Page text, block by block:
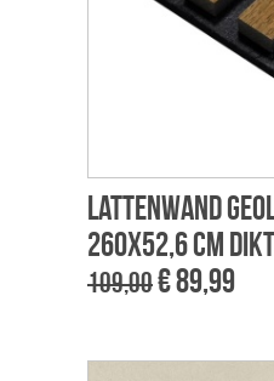
Lattenwand
260x52,6 cm
109,00€ 89,99